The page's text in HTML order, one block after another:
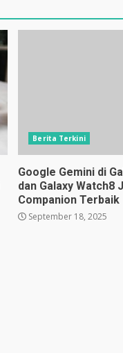
Berita Terkini
Google Gemini di
dan Galaxy Watch8
Companion Terbaik
September 18, 2025